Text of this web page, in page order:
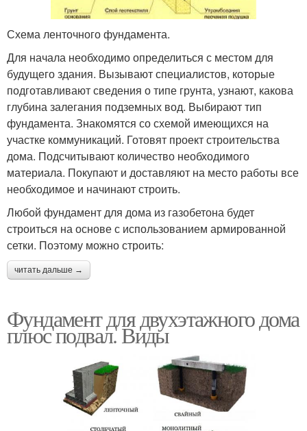
Схема ленточного фундамента.
Для начала необходимо определиться с местом для
будущего здания. Вызывают специалистов, которые
подготавливают сведения о типе грунта, узнают, какова
глубина залегания подземных вод. Выбирают тип
фундамента. Знакомятся со схемой имеющихся на
участке коммуникаций. Готовят проект строительства
дома. Подсчитывают количество необходимого
материала. Покупают и доставляют на место работы все
необходимое и начинают строить.
Любой фундамент для дома из газобетона будет
строиться на основе с использованием армированной
сетки. Поэтому можно строить:
читать дальше →
Фундамент для двухэтажного дома
плюс подвал. Виды